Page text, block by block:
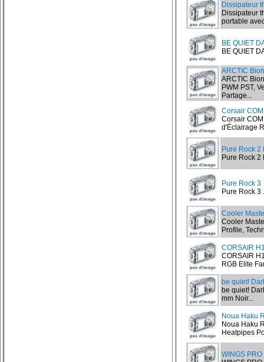
Dissipateur
Dissipateur
portable
BE QUIET
BE QUIET
ARCTIC
ARCTIC
PWM PST,
Partage...
Corsair
Corsair
d'Éclairage
Pure Rock 2
Pure Rock 2
Pure Rock 3
Pure Rock 3
Cooler
Cooler
Profile,
CORSAIR
CORSAIR
RGB Elite
be quiet!
be quiet!
mm Noir...
Noua Haku
Noua Haku
Heatpipes
WINGS PRO